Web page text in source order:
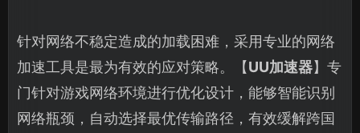
针对网络不稳定造成的加载困难，采用专业的网络
加速工具是最为有效的应对策略。【UU加速器】专
门针对游戏网络环境进行优化设计，能够智能识别
网络瓶颈，自动选择最优传输路径，有效缓解跨国